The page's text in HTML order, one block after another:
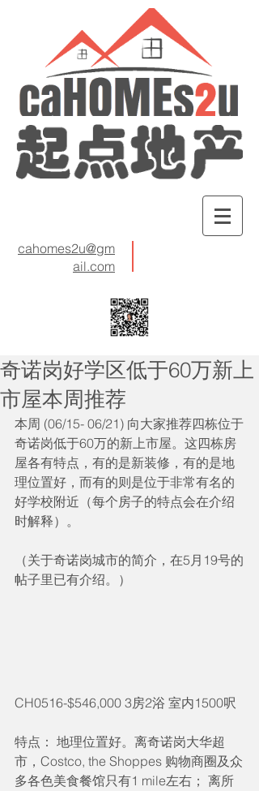
cahomes2u@gm
ail.com
奇诺岗好学区低于60万新上
市屋本周推荐
本周 (06/15- 06/21) 向大家推荐四栋位于
奇诺岗低于60万的新上市屋。这四栋房
屋各有特点，有的是新装修，有的是地
理位置好，而有的则是位于非常有名的
好学校附近（每个房子的特点会在介绍
时解释）。
（关于奇诺岗城市的简介，在5月19号的
帖子里已有介绍。）
CH0516-$546,000 3房2浴 室内1500呎
特点： 地理位置好。离奇诺岗大华超
市，Costco, the Shoppes 购物商圈及众
多各色美食餐馆只有1 mile左右； 离所